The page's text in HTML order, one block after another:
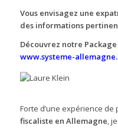
Vous envisagez une
des informations
Découvrez notre
www.systeme-
Forte d’une expérience de
fiscaliste en Allemagne,